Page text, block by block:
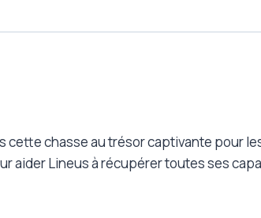
chasse au trésor captivante pour
aider Lineus à récupérer toutes ses